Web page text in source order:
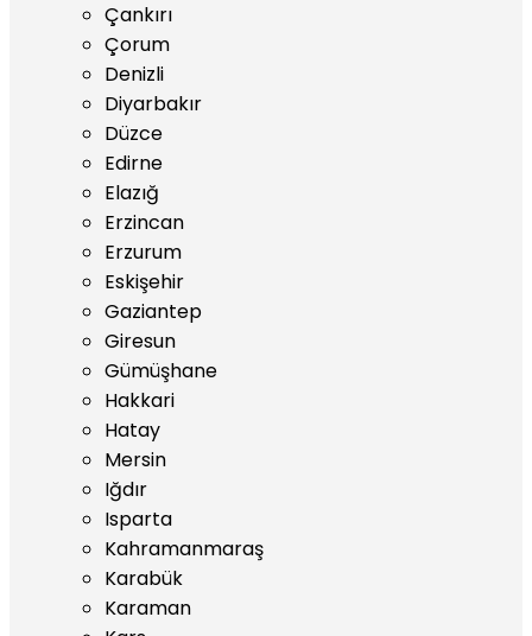
Çankırı
Çorum
Denizli
Diyarbakır
Düzce
Edirne
Elazığ
Erzincan
Erzurum
Eskişehir
Gaziantep
Giresun
Gümüşhane
Hakkari
Hatay
Mersin
Iğdır
Isparta
Kahramanmaraş
Karabük
Karaman